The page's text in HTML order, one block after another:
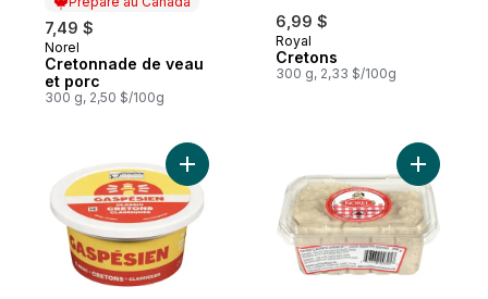
7,49 $
Préparé au Canada
Norel
Cretonnade de veau
et porc
300 g, 2,50 $/100g
6,99 $
Royal
Cretons
300 g, 2,33 $/100g
Ajouter Cretons classiques au panierAjouter